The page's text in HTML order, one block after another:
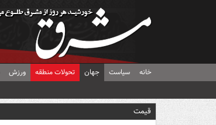
خانه سیاست جهان تحولات منطقه ورزش
قیمت